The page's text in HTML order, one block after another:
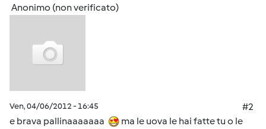
Anonimo (non verificato)
Ven, 04/06/2012 - 16:45
#2
e brava pallinaaaaaaa
ma le uova le hai fatte tu o le